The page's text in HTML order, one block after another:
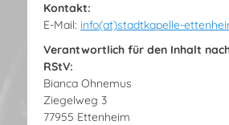
Kontakt:
E-Mail: info(at)stadtkapelle-
Verantwortlich für den Inhalt
RStV:
Bianca Ohnemus
Ziegelweg 3
77955 Ettenheim